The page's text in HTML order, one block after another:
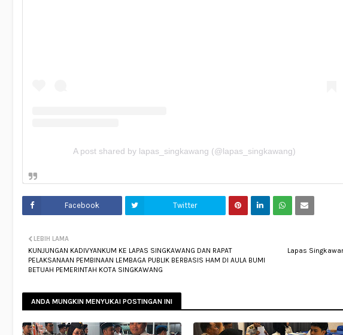
A post shared by lapas_singkawang (@lapas_singkawang)
Facebook Twitter
Lapas
LEBIH LAMA
KUNJUNGAN KADIVYANKUM KE LAPAS SINGKAWANG DAN RAPAT
PELAKSANAAN PEMBINAAN LEMBAGA PUBLIK BERBASIS HAM DI AULA BUMI
BETUAH PEMERINTAH KOTA SINGKAWANG
ANDA MUNGKIN MENYUKAI POSTINGAN INI